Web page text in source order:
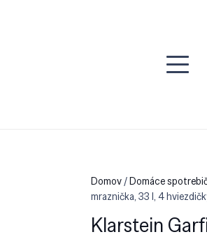
Domov/Domáce
mraznička, 33 l, 4
Klarstein